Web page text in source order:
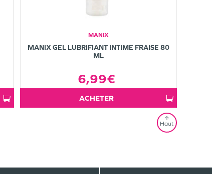
MANIX
MANIX GEL LUBRIFIANT INTIME FRAISE 80
ML
6,99€
ACHETER
Haut